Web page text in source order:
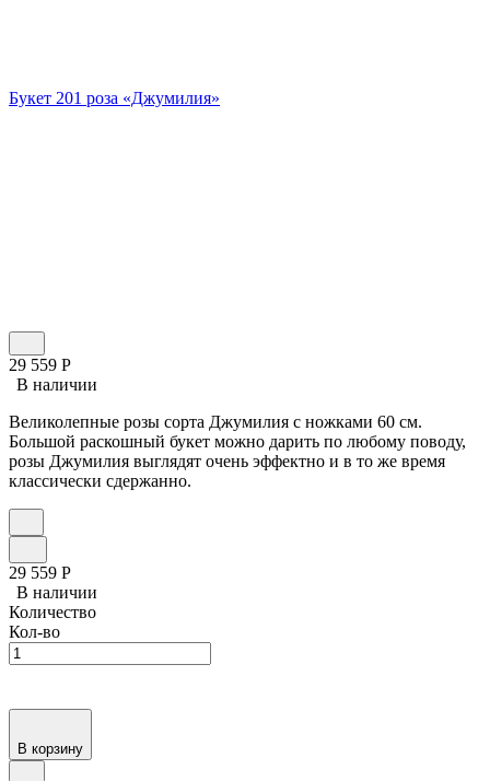
Букет 201 роза «Джумилия»
29 559 Р
В наличии
Великолепные розы сорта Джумилия с ножками 60 см.
Большой раскошный букет можно дарить по любому поводу,
розы Джумилия выглядят очень эффектно и в то же время
классически сдержанно.
29 559 Р
В наличии
Количество
Кол-во
В корзину